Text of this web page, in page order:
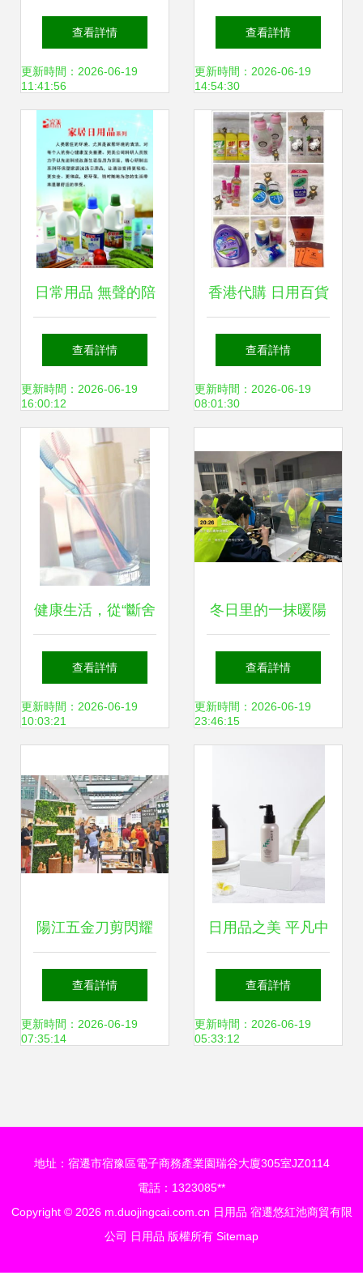
筆素材，每一款都
喜歡！
查看詳情
更新時間：2026-06-19
11:41:56
啟健康生活與穩健
事業的雙贏之門
查看詳情
更新時間：2026-06-19
14:54:30
日常用品 無聲的陪
伴與生活美學
查看詳情
更新時間：2026-06-19
16:00:12
香港代購 日用百貨
與年貨采買的便捷
之選
查看詳情
更新時間：2026-06-19
08:01:30
健康生活，從“斷舍
離”開始 這些日用
品請你重新審視
查看詳情
更新時間：2026-06-19
10:03:21
冬日里的一抹暖陽
青島華諾脈暖日用
品點亮溫暖生活
查看詳情
更新時間：2026-06-19
23:46:15
陽江五金刀剪閃耀
廣交會，從專業利
器到品質日用品的
查看詳情
更新時間：2026-06-19
07:35:14
日用品之美 平凡中
的非凡影像
查看詳情
更新時間：2026-06-19
05:33:12
地址：宿遷市宿豫區電子商務產業園瑞谷大廈305室JZ0114
電話：1323085**
Copyright © 2026 m.duojingcai.com.cn 日用品 宿遷悠紅池商貿有限
公司 日用品 版權所有 Sitemap